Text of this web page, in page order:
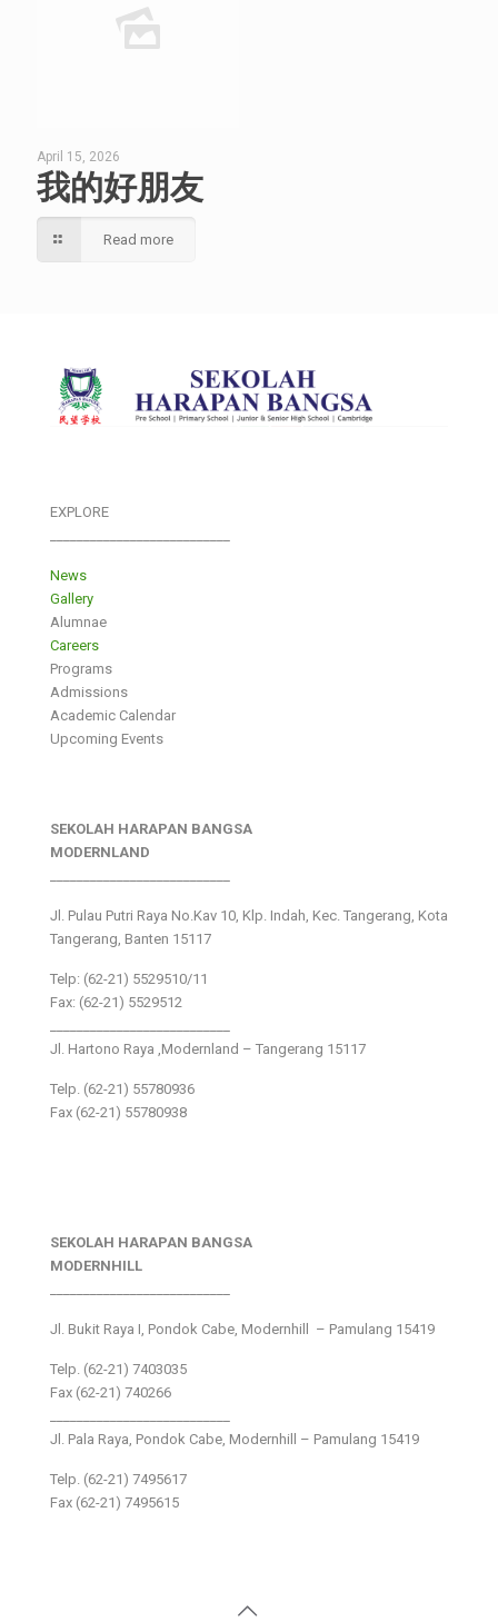
April 15, 2026
我的好朋友
Read more
EXPLORE
News
Gallery
Alumnae
Careers
Programs
Admissions
Academic Calendar
Upcoming Events
SEKOLAH HARAPAN BANGSA
MODERNLAND
Jl. Pulau Putri Raya No.Kav 10, Klp. Indah, Kec. Tangerang, Kota
Tangerang, Banten 15117
Telp: (62-21) 5529510/11
Fax: (62-21) 5529512
Jl. Hartono Raya ,Modernland – Tangerang 15117
Telp. (62-21) 55780936
Fax (62-21) 55780938
SEKOLAH HARAPAN BANGSA
MODERNHILL
Jl. Bukit Raya I, Pondok Cabe, Modernhill – Pamulang 15419
Telp. (62-21) 7403035
Fax (62-21) 740266
Jl. Pala Raya, Pondok Cabe, Modernhill – Pamulang 15419
Telp. (62-21) 7495617
Fax (62-21) 7495615